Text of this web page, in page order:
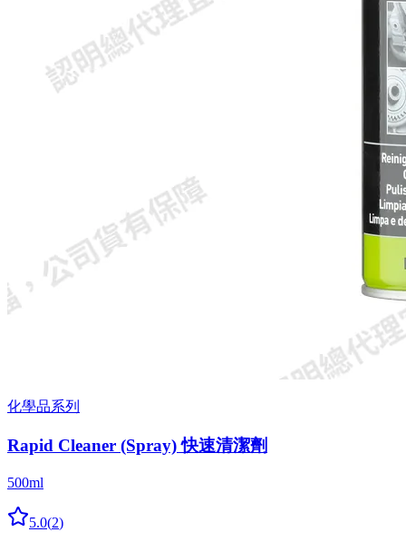
化學品系列
Rapid Cleaner (Spray) 快速清潔劑
500ml
5.0(2)